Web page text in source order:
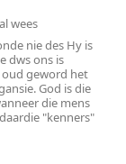
wees
nie des Hy is
dws ons is
geword het
God is die
die mens
"kenners"